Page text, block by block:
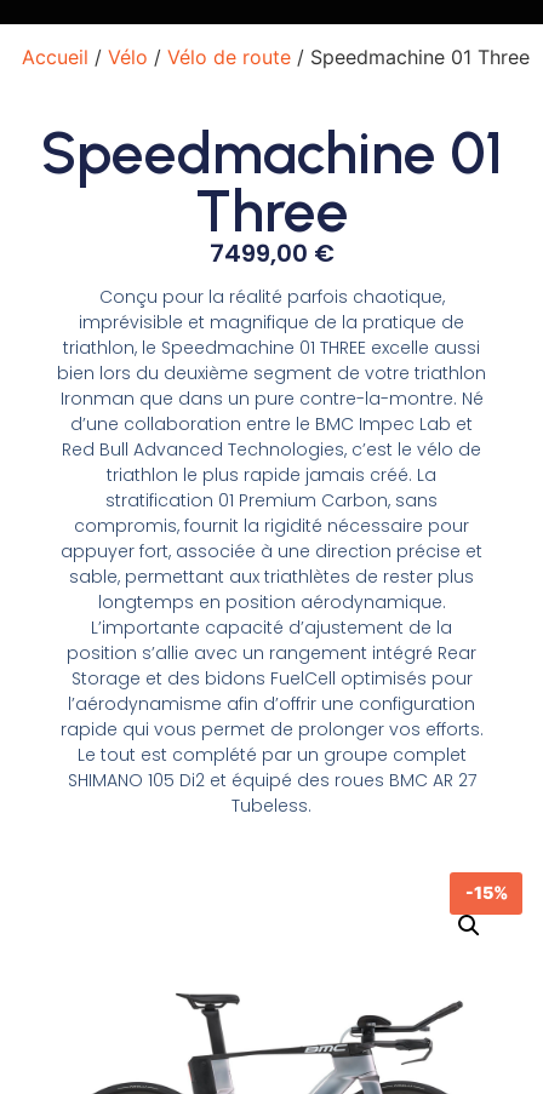
Accueil / Vélo / Vélo de route/ Speedmachine 01 Three
Speedmachine 01
Three
7499,00 €
Conçu pour la réalité parfois chaotique,
imprévisible et magnifique de la pratique de
triathlon, le Speedmachine 01 THREE excelle aussi
bien lors du deuxième segment de votre triathlon
Ironman que dans un pure contre-la-montre. Né
d’une collaboration entre le BMC Impec Lab et
Red Bull Advanced Technologies, c’est le vélo de
triathlon le plus rapide jamais créé. La
stratification 01 Premium Carbon, sans
compromis, fournit la rigidité nécessaire pour
appuyer fort, associée à une direction précise et
sable, permettant aux triathlètes de rester plus
longtemps en position aérodynamique.
L’importante capacité d’ajustement de la
position s’allie avec un rangement intégré Rear
Storage et des bidons FuelCell optimisés pour
l’aérodynamisme afin d’offrir une configuration
rapide qui vous permet de prolonger vos efforts.
Le tout est complété par un groupe complet
SHIMANO 105 Di2 et équipé des roues BMC AR 27
Tubeless.
-15%